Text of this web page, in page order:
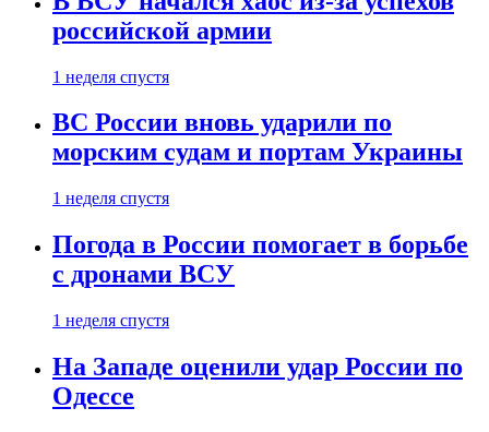
российской армии
1 неделя спустя
ВС России вновь ударили по
морским судам и портам Украины
1 неделя спустя
Погода в России помогает в борьбе
с дронами ВСУ
1 неделя спустя
На Западе оценили удар России по
Одессе